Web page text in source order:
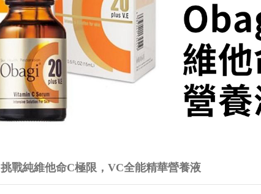
挑戰純維他命C極限，VC全能精華營養液